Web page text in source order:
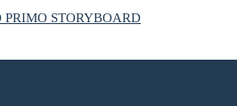
STORYBOARD